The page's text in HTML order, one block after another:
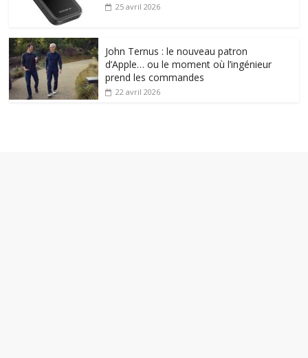
25 avril 2026
John Ternus : le nouveau patron
d’Apple… ou le moment où l’ingénieur
prend les commandes
22 avril 2026